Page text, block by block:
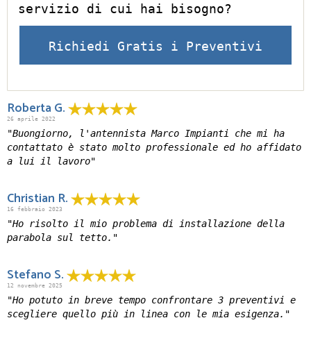
servizio di cui hai bisogno?
Richiedi Gratis i Preventivi
Roberta G.
26 aprile 2022
"Buongiorno, l'antennista Marco Impianti che mi ha
contattato è stato molto professionale ed ho affidato
a lui il lavoro"
Christian R.
16 febbraio 2023
"Ho risolto il mio problema di installazione della
parabola sul tetto."
Stefano S.
12 novembre 2025
"Ho potuto in breve tempo confrontare 3 preventivi e
scegliere quello più in linea con le mia esigenza."